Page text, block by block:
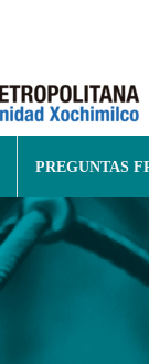
PREGUNTAS